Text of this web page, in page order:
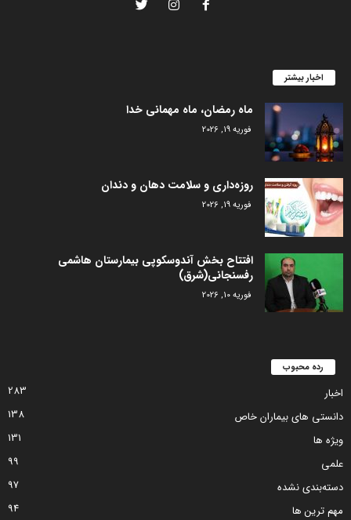
اخبار بیشتر
ماه رمضان، ماه مهمانی خدا
فوریه 19, 2026
روزه‌داری و سلامت دهان و دندان
فوریه 19, 2026
افتتاح بخش آندوسکوپی بیمارستان هاشمی
رفسنجانی(شرق)
فوریه 10, 2026
رده محبوب
اخبار
283
دانستی های بیماران خاص
138
ویژه ها
131
علمی
99
دسته‌بندی نشده
97
مهم ترین ها
94